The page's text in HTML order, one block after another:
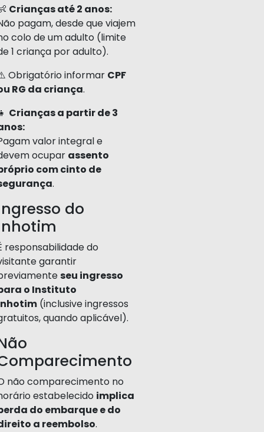
Crianças até 2 anos:
pagam, desde que viajem
colo de um adulto (limite
1 criança por adulto).
Obrigatório informar CPF
RG da criança.
Crianças a partir de 3
valor integral e
ocupar assento
com cinto de
.
do
responsabilidade do
garantir
seu ingresso
o Instituto
(inclusive ingressos
quando aplicável).
não comparecimento no
estabelecido implica
do embarque e do
a reembolso.